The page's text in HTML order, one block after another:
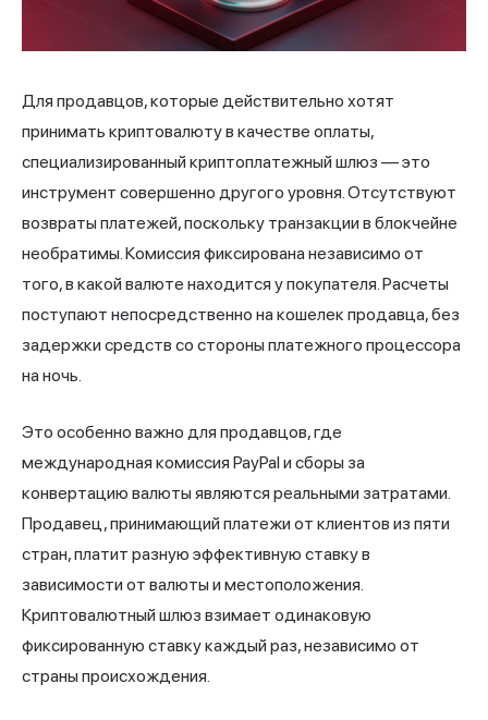
Для продавцов, которые действительно хотят
принимать криптовалюту в качестве оплаты,
специализированный криптоплатежный шлюз — это
инструмент совершенно другого уровня. Отсутствуют
возвраты платежей, поскольку транзакции в блокчейне
необратимы. Комиссия фиксирована независимо от
того, в какой валюте находится у покупателя. Расчеты
поступают непосредственно на кошелек продавца, без
задержки средств со стороны платежного процессора
на ночь.
Это особенно важно для продавцов, где
международная комиссия PayPal и сборы за
конвертацию валюты являются реальными затратами.
Продавец, принимающий платежи от клиентов из пяти
стран, платит разную эффективную ставку в
зависимости от валюты и местоположения.
Криптовалютный шлюз взимает одинаковую
фиксированную ставку каждый раз, независимо от
страны происхождения.